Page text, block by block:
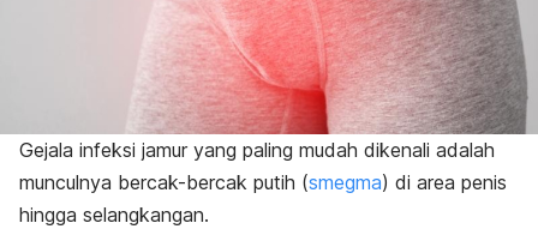
Gejala infeksi jamur yang paling mudah dikenali adalah
munculnya bercak-bercak putih (smegma) di area penis
hingga selangkangan.